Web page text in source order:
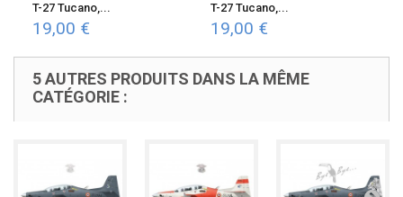
T-27 Tucano,...
19,00 €
T-27 Tucano,...
19,00 €
5 AUTRES PRODUITS DANS LA MÊME
CATÉGORIE :